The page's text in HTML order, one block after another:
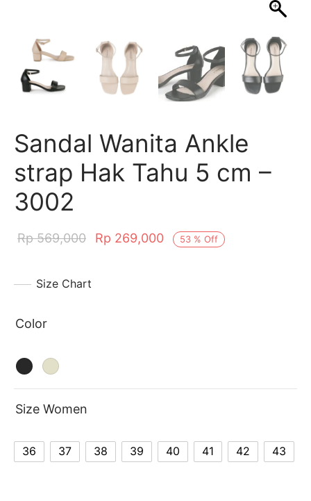
Sandal Wanita Ankle
strap Hak Tahu 5 cm –
3002
53 % Off
Rp569,000 Rp 269,000
Size Chart
Color
Size Women
36 37 38 39 40 41 42 43
& Marry jane
& Mules